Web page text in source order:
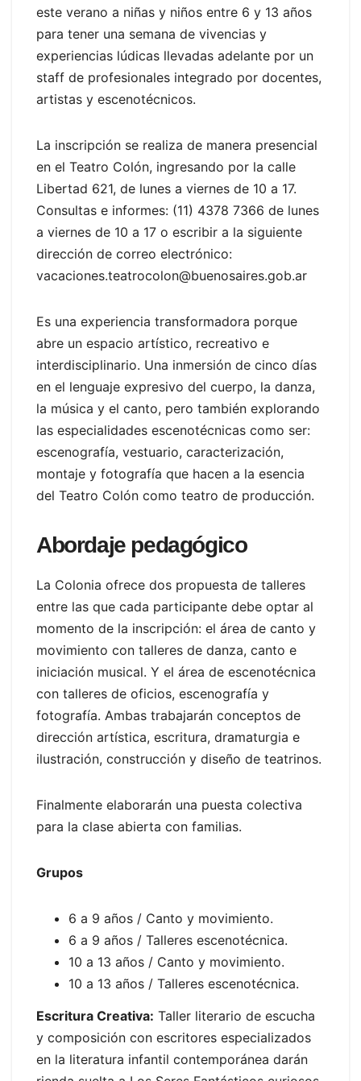
este verano a niñas y niños entre 6 y 13 años
para tener una semana de vivencias y
experiencias lúdicas llevadas adelante por un
staff de profesionales integrado por docentes,
artistas y escenotécnicos.
La inscripción se realiza de manera presencial
en el Teatro Colón, ingresando por la calle
Libertad 621, de lunes a viernes de 10 a 17.
Consultas e informes: (11) 4378 7366 de lunes
a viernes de 10 a 17 o escribir a la siguiente
dirección de correo electrónico:
vacaciones.teatrocolon@buenosaires.gob.ar
Es una experiencia transformadora porque
abre un espacio artístico, recreativo e
interdisciplinario. Una inmersión de cinco días
en el lenguaje expresivo del cuerpo, la danza,
la música y el canto, pero también explorando
las especialidades escenotécnicas como ser:
escenografía, vestuario, caracterización,
montaje y fotografía que hacen a la esencia
del Teatro Colón como teatro de producción.
Abordaje pedagógico
La Colonia ofrece dos propuesta de talleres
entre las que cada participante debe optar al
momento de la inscripción: el área de canto y
movimiento con talleres de danza, canto e
iniciación musical. Y el área de escenotécnica
con talleres de oficios, escenografía y
fotografía. Ambas trabajarán conceptos de
dirección artística, escritura, dramaturgia e
ilustración, construcción y diseño de teatrinos.
Finalmente elaborarán una puesta colectiva
para la clase abierta con familias.
Grupos
6 a 9 años / Canto y movimiento.
6 a 9 años / Talleres escenotécnica.
10 a 13 años / Canto y movimiento.
10 a 13 años / Talleres escenotécnica.
Escritura Creativa: Taller literario de escucha
y composición con escritores especializados
en la literatura infantil contemporánea darán